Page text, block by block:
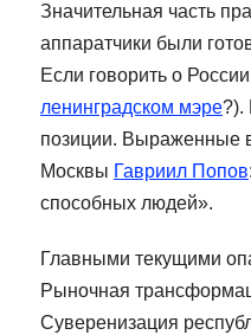
Значительная часть
аппаратчики были
Если говорить о
ленинградском мэре?).
позиции. Выраженные
Москвы Гавриил Попов
способных людей».
Главными текущими
Рыночная
Суверенизация